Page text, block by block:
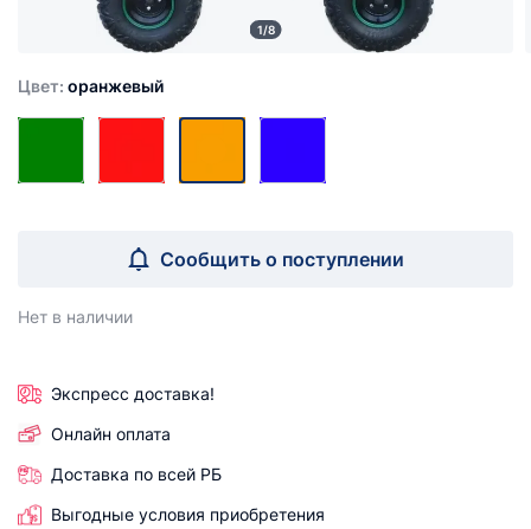
1/8
Цвет: оранжевый
Сообщить о поступлении
Нет в наличии
Экспресс доставка!
Онлайн оплата
Доставка по всей РБ
Выгодные условия приобретения